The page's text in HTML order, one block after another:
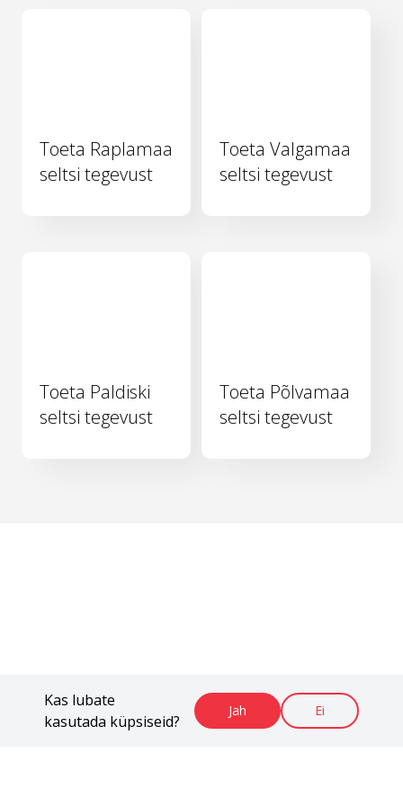
Kas lubate
kasutada küpsiseid?
Jah Ei
Toeta Raplamaa
seltsi tegevust
Toeta Valgamaa
seltsi tegevust
Toeta Paldiski
seltsi tegevust
Toeta Põlvamaa
seltsi tegevust